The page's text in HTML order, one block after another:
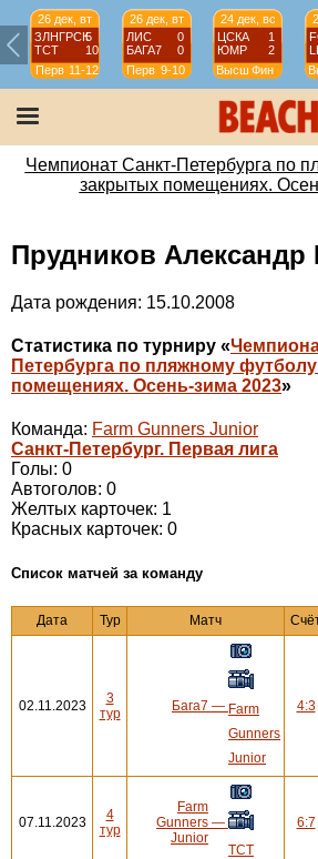
26 дек, вт
ЗЛНГРСК5
ТСТ
10
Перв 11-12
26 дек, вт
ЛИС
0
БАГА7
0
Перв 9-10
24 дек, вс
ЦСКА
1
ЮМР
2
Высш Фин
Чемпионат Санкт-Петербурга по
закрытых помещениях.
Прудников Александр
Дата рождения: 15.10.2008
Статистика по турниру «
Петербурга по пляжному
помещениях. Осень-зима 2023»
Команда: Farm Gunners Junior
Санкт-Петербург. Первая лига
Голы: 0
Автоголов: 0
Желтых карточек: 1
Красных карточек: 0
Cписок матчей за команду
Дата Тур Матч
02.11.2023
3
тур
Бага7 — Farm
Gunners
Junior
4:3
07.11.2023
4
тур
Farm
Gunners
Junior
—
ТСТ
6:7